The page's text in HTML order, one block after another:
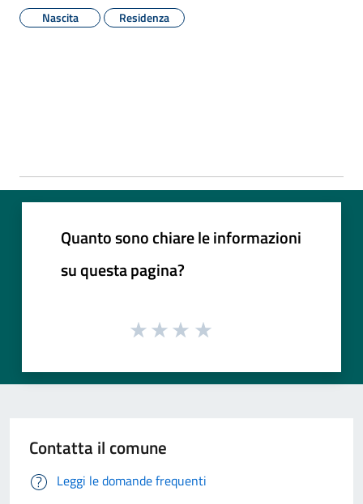
Nascita
Residenza
Quanto sono chiare le informazioni
su questa pagina?
Contatta il comune
Leggi le domande frequenti